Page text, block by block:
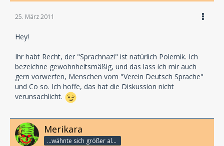
25. März 2011
Hey!
Ihr habt Recht, der "Sprachnazi" ist natürlich Polemik. Ich
bezeichne gewohnheitsmäßig, und das lass ich mir auch
gern vorwerfen, Menschen vom "Verein Deutsch Sprache"
und Co so. Ich hoffe, das hat die Diskussion nicht
verunsachlicht.
Merikara
...wähnte sich größer als die Götter.